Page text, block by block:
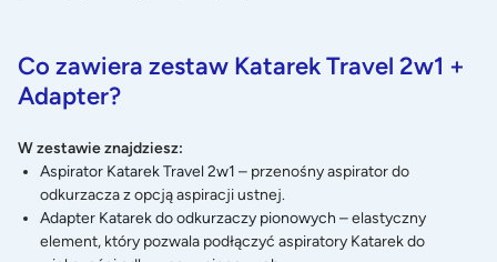
Co zawiera zestaw Katarek Travel 2w1 +
Adapter?
W zestawie znajdziesz:
Aspirator Katarek Travel 2w1 – przenośny aspirator do
odkurzacza z opcją aspiracji ustnej.
Adapter Katarek do odkurzaczy pionowych – elastyczny
element, który pozwala podłączyć aspiratory Katarek do